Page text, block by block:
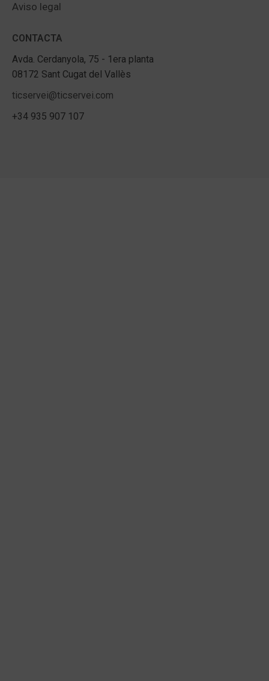
Aviso legal
CONTACTA
Avda. Cerdanyola, 75 - 1era planta
08172 Sant Cugat del Vallès
ticservei@ticservei.com
+34 935 907 107